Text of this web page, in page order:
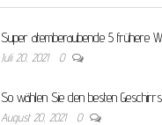
Super atemberaubende 5 frühere
Juli 20, 2021 0
So wählen Sie den besten
August 20, 2021 0